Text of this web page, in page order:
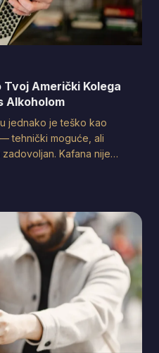
Američki Kolega
Alkoholom
jednako je teško kao
tehnički moguće, ali
Kafana nije